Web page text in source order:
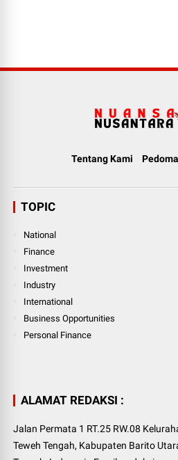
Tentang Kami
TOPIC
National
Finance
Investment
Industry
International
Business Opportunities
Personal Finance
ALAMAT REDAKSI :
Jalan Permata 1 RT.25 RW.08
Teweh Tengah, Kabupaten Barito